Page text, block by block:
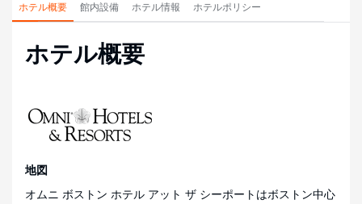
ホテル概要 館内設備 ホテル情報 ホテルポリシー
ホテル概要
地図
オムニ ボストン ホテル アット ザ シーポートはボストン中心